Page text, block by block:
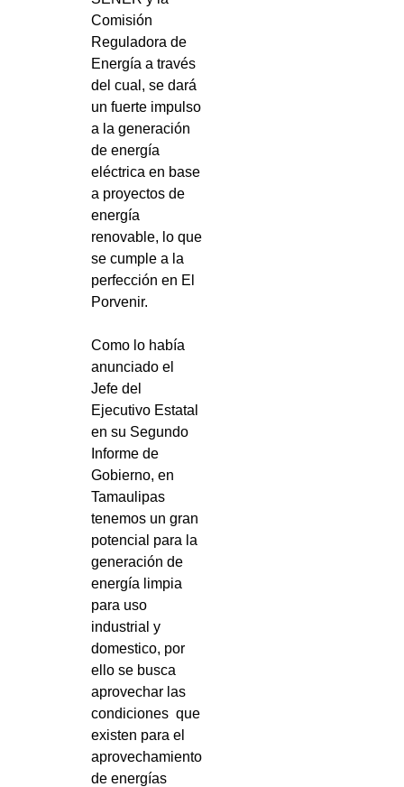
Comisión
Reguladora de
Energía a través
del cual, se dará
un fuerte impulso
a la generación
de energía
eléctrica en base
a proyectos de
energía
renovable, lo que
se cumple a la
perfección en El
Porvenir.
Como lo había
anunciado el
Jefe del
Ejecutivo Estatal
en su Segundo
Informe de
Gobierno, en
Tamaulipas
tenemos un gran
potencial para la
generación de
energía limpia
para uso
industrial y
domestico, por
ello se busca
aprovechar las
condiciones que
existen para el
aprovechamiento
de energías